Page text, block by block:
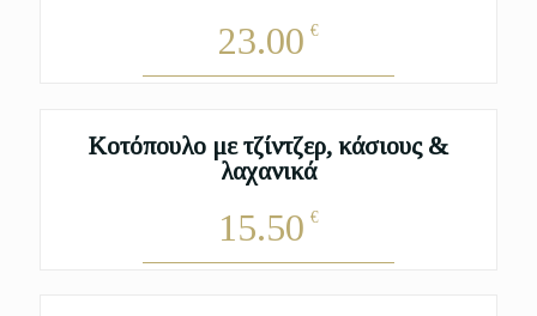
23.00 €
Κοτόπουλο με τζίντζερ, κάσιους &
λαχανικά
15.50 €